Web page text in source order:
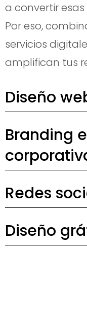
a convertir esas
Por eso,
servicios
amplifican tus
Diseño
Branding
Redes
Diseño